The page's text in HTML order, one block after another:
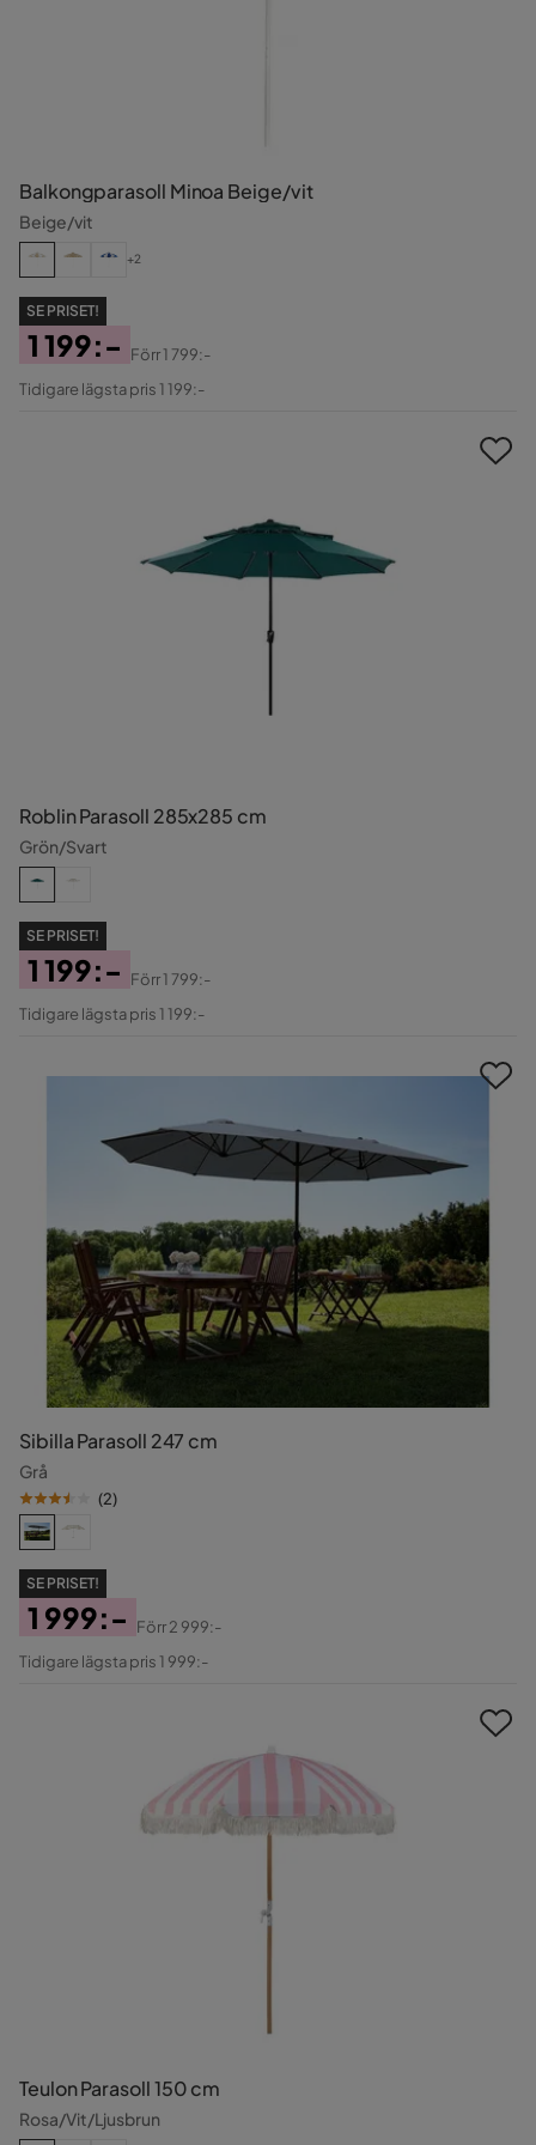
Balkongparasoll Minoa Beige/vit
Beige/vit
+2
SE PRISET!
Pris
1 199:-
Original
Förr1 799:-
Tidigare lägsta pris 1 199:-
Roblin Parasoll 285x285 cm
Grön/Svart
SE PRISET!
Pris
1 199:-
Original
Förr1 799:-
Tidigare lägsta pris 1 199:-
Sibilla Parasoll 247 cm
Grå
(2)
SE PRISET!
Pris
1 999:-
Original
Förr2 999:-
Tidigare lägsta pris 1 999:-
Teulon Parasoll 150 cm
Rosa/Vit/Ljusbrun